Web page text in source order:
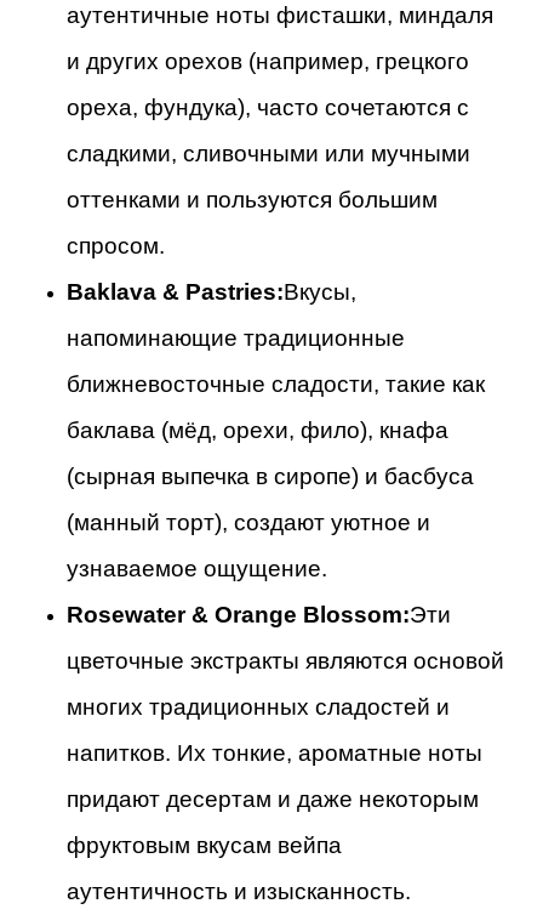
аутентичные ноты фисташки, миндаля
и других орехов (например, грецкого
ореха, фундука), часто сочетаются с
сладкими, сливочными или мучными
оттенками и пользуются большим
спросом.
Baklava & Pastries:Вкусы,
напоминающие традиционные
ближневосточные сладости, такие как
баклава (мёд, орехи, фило), кнафа
(сырная выпечка в сиропе) и басбуса
(манный торт), создают уютное и
узнаваемое ощущение.
Rosewater & Orange Blossom:Эти
цветочные экстракты являются основой
многих традиционных сладостей и
напитков. Их тонкие, ароматные ноты
придают десертам и даже некоторым
фруктовым вкусам вейпа
аутентичность и изысканность.